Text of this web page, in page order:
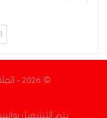
© 2026 - الملاعب. جميع الحقوق محفوظة.
يتم التشغيل